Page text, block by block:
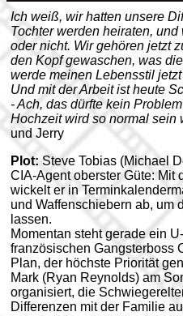
Ich weiß, wir hatten unsere
Tochter werden heiraten,
oder nicht. Wir gehören jetzt
den Kopf gewaschen, was
werde meinen Lebensstil
Und mit der Arbeit ist heute
- Ach, das dürfte kein
Hochzeit wird so normal sein
und Jerry
Plot:Steve Tobias (Michael
CIA-Agent oberster Güte: Mit
wickelt er in
und Waffenschiebern ab, um
lassen.
Momentan steht gerade ein
französischen Gangsterboss
Plan, der höchste Priorität
Mark (Ryan Reynolds) am
organisiert, die
Differenzen mit der Familie